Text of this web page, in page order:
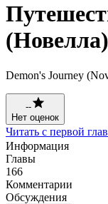
(Новелла)
Demon's Journey
--
Нет оценок
Читать с первой
Информация
Главы
166
Комментарии
Обсуждения